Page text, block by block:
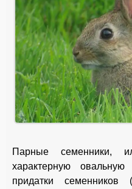
Парные семенники,
характерную
придатки